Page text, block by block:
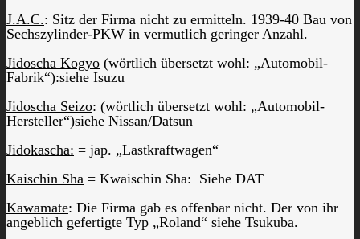
J.A.C.: Sitz der Firma nicht zu ermitteln. 1939-40 Bau von
Sechszylinder-PKW in vermutlich geringer Anzahl.
Jidoscha Kogyo (wörtlich übersetzt wohl: „Automobil-
Fabrik“):siehe Isuzu
Jidoscha Seizo: (wörtlich übersetzt wohl: „Automobil-
Hersteller“)siehe Nissan/Datsun
Jidokascha: = jap. „Lastkraftwagen“
Kaischin Sha = Kwaischin Sha: Siehe DAT
Kawamate: Die Firma gab es offenbar nicht. Der von ihr
angeblich gefertigte Typ „Roland“ siehe Tsukuba.